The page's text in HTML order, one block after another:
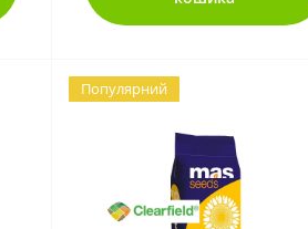
Популярний